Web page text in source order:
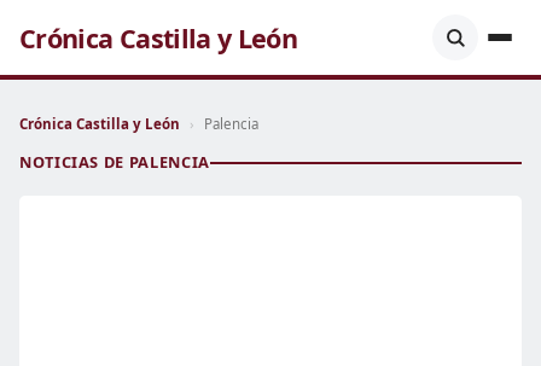
Crónica Castilla y León
Crónica Castilla y León › Palencia
NOTICIAS DE PALENCIA